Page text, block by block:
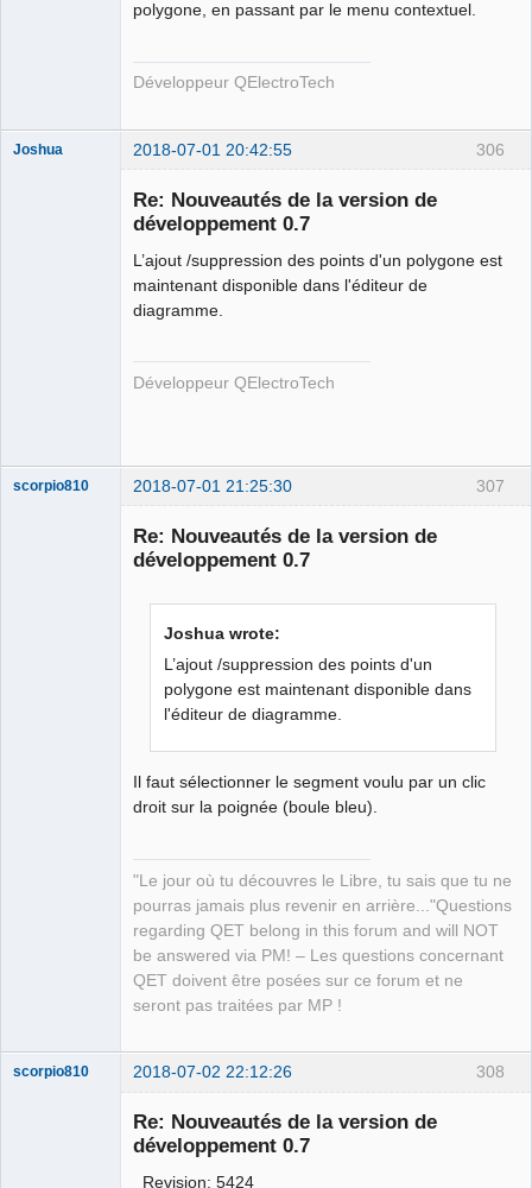
polygone, en passant par le menu contextuel.
Développeur QElectroTech
306
Joshua 2018-07-01 20:42:55
Re: Nouveautés de la version de
développement 0.7
L’ajout /suppression des points d'un polygone est
maintenant disponible dans l'éditeur de
diagramme.
Développeur QElectroTech
307
scorpio810 2018-07-01 21:25:30
Re: Nouveautés de la version de
développement 0.7
Joshua wrote:
L’ajout /suppression des points d'un
polygone est maintenant disponible dans
l'éditeur de diagramme.
Il faut sélectionner le segment voulu par un clic
droit sur la poignée (boule bleu).
"Le jour où tu découvres le Libre, tu sais que tu ne
pourras jamais plus revenir en arrière..."Questions
regarding QET belong in this forum and will NOT
be answered via PM! – Les questions concernant
QET doivent être posées sur ce forum et ne
seront pas traitées par MP !
308
scorpio810 2018-07-02 22:12:26
Re: Nouveautés de la version de
développement 0.7
Revision: 5424